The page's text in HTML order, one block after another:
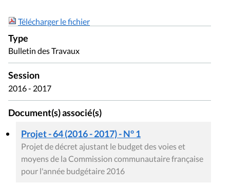
Télécharger le fichier
Type
Bulletin des Travaux
Session
2016 - 2017
Document(s) associé(s)
Projet - 64 (2016 - 2017) - N° 1
Projet de décret ajustant le budget des voies et
moyens de la Commission communautaire française
pour l'année budgétaire 2016